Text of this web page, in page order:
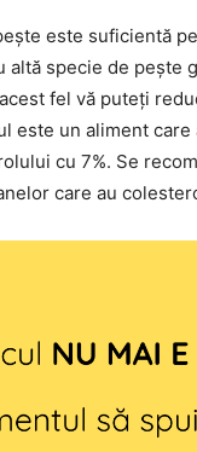
este suficientă
altă specie de pește
fel vă puteți
este un aliment care
cu 7%. Se
care au